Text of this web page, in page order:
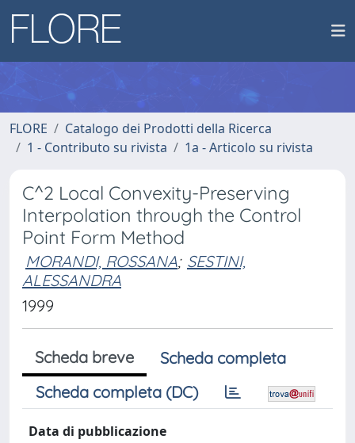
FLORE
Catalogo dei Prodotti della Ricerca
1 - Contributo su rivista
1a - Articolo su rivista
C^2 Local Convexity-Preserving
Interpolation through the Control
Point Form Method
MORANDI, ROSSANA; SESTINI,
ALESSANDRA
1999
Scheda breve
Scheda completa
Scheda completa (DC)
Data di pubblicazione